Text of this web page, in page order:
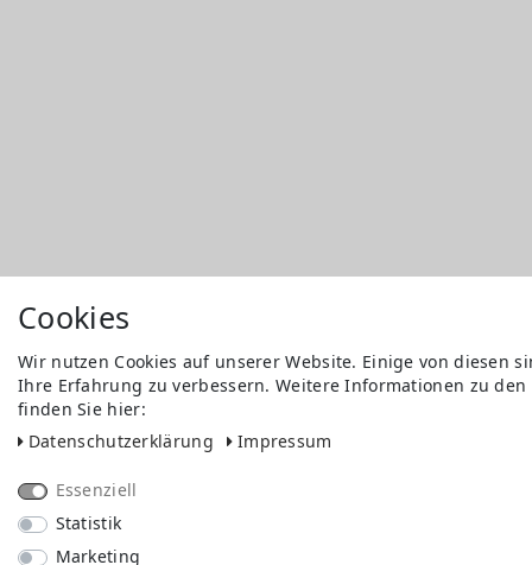
Cookies
Wir nutzen Cookies auf unserer Website. Einige von diesen
Ihre Erfahrung zu verbessern. Weitere Informationen zu
finden Sie hier:
Daten­schutz­erklärung
Impressum
Essenziell
Statistik
Marketing